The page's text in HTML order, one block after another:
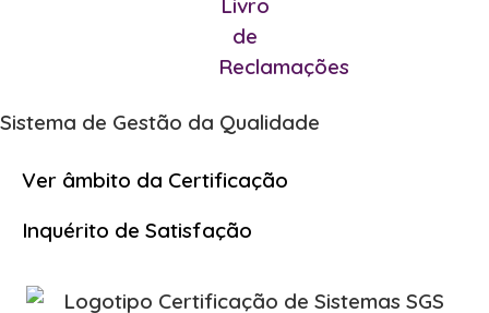
Sistema de Gestão da Qualidade
Ver âmbito da Certificação
Inquérito de Satisfação